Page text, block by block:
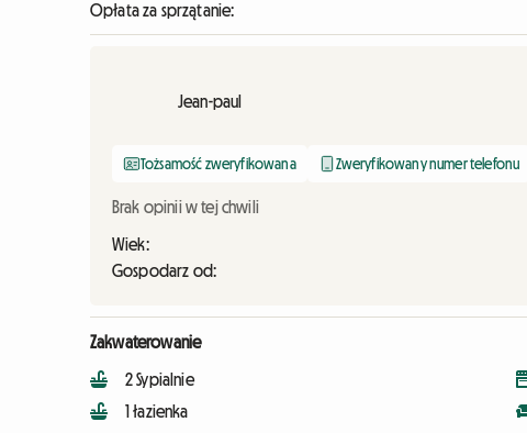
Opłata za sprzątanie:
Jean-paul
Tożsamość zweryfikowana Zweryfikowany numer telefonu
Brak opinii w tej chwili
Wiek:
Gospodarz od:
Zakwaterowanie
2 Sypialnie
1 łazienka